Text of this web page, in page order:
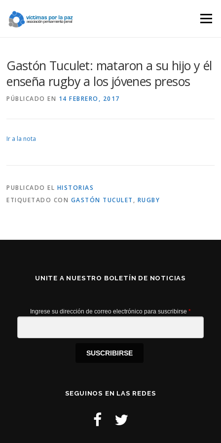
contenido
Menú
Gastón Tuculet: mataron a su hijo y él
enseña rugby a los jóvenes presos
PÚBLICADO EN 14 FEBRERO, 2017
Ir a la nota
PUBLICADO EL HISTORIAS
ETIQUETADO CON GASTÓN TUCULET , RUGBY
UNITE A NUESTRO BOLETÍN DE NOTICIAS
Ingrese su dirección de correo electrónico para suscribirse *
SUSCRIBIRSE
SEGUINOS EN LAS REDES